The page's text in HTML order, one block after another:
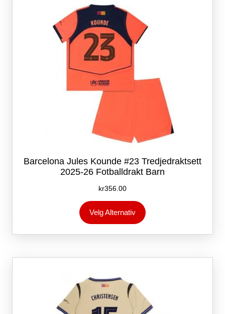
Barcelona Jules Kounde #23 Tredjedraktsett
2025-26 Fotballdrakt Barn
kr356.00
Velg Alternativ
produktet
flere
Alternativene
produktsiden